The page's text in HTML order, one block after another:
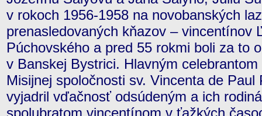
v rokoch 1956-1958 na novobanských
prenasledovaných kňazov – vincentínov
Púchovského a pred 55 rokmi boli za to
v Banskej Bystrici. Hlavným
Misijnej spoločnosti sv. Vincenta de
vyjadril vďačnosť odsúdeným a ich
spolubratom vincentínom v ťažkých